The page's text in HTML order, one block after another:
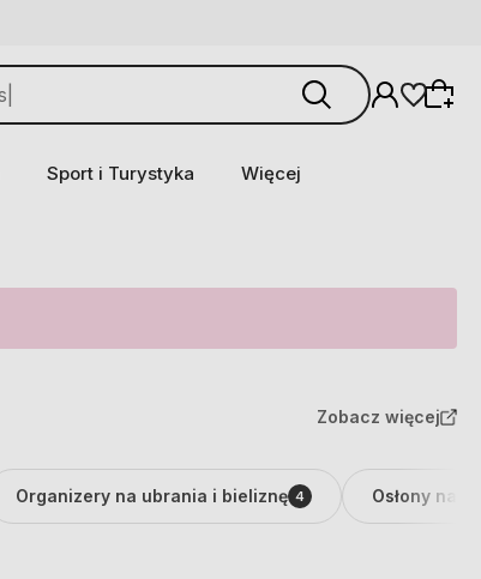
Sport i Turystyka Więcej
Zobacz więcej
Organizery na ubrania i bieliznę 4 Osłony na